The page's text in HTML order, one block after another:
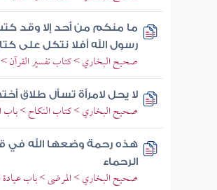
ما منكم من أحد إلا وقد
رسول الله أفلا نتكل على
صحيح البخاري > كتاب تفسير القرآن
لا يحل لامرأة تسأل طلاق
صحيح البخاري > كتاب النكاح > باب
هذه رحمة وضعها الله في
الرحماء
صحيح البخاري > المرضى > باب عيادة